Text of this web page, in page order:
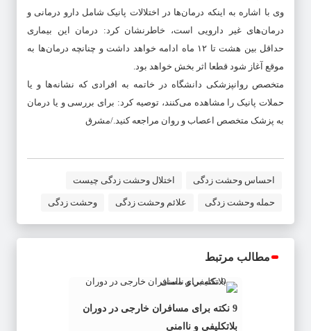
وی با اشاره به اینکه درمان‌ها در اختلالات پانیک شامل دارو درمانی و
درمان‌های غیر دارویی است، خاطرنشان کرد: درمان این بیماری
حداقل بین هشت تا ۱۲ ماه ادامه خواهد داشت و چنانچه درمان‌ها به
موقع آغاز شود قطعا اثر بخش خواهد بود.
متخصص روانپزشکی دانشگاه در خاتمه به افرادی که نشانه‌ها و یا
حملات پانیک را مشاهده می‌کنند، توصیه کرد: برای بررسی و یا درمان
به پزشک متخصص اعصاب و روان مراجعه کنید./مشرق
احساس وحشت زدگی اختلال وحشت زدگی چیست
حمله وحشت زدگی علائم وحشت زدگی وحشت زدگی
مطالب مرتبط
9 نکته برای مسافران خارجی در دوران
بلاتکلیفی و ناامنی